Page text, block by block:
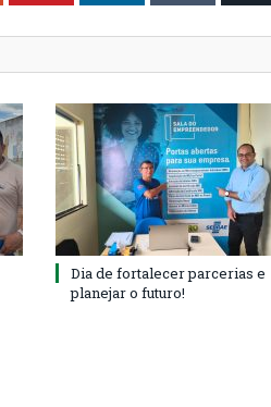
Dia de fortalecer parcerias e
planejar o futuro!